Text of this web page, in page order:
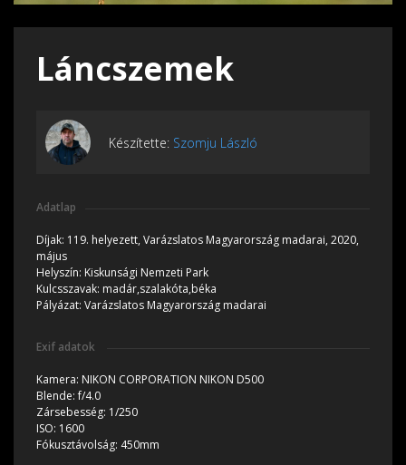
Láncszemek
Készítette: Szomju László
Adatlap
Díjak: 119. helyezett, Varázslatos Magyarország madarai, 2020,
május
Helyszín: Kiskunsági Nemzeti Park
Kulcsszavak: madár,szalakóta,béka
Pályázat: Varázslatos Magyarország madarai
Exif adatok
Kamera: NIKON CORPORATION NIKON D500
Blende:f/4.0
Zársebesség: 1/250
ISO: 1600
Fókusztávolság: 450mm